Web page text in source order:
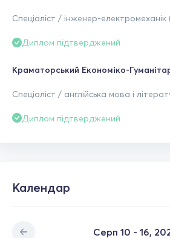
Спеціаліст / інженер-електромеханік
Диплом підтверджений
Краматорський Економіко-
Спеціаліст / англійська мова і
Диплом підтверджений
Календар
Серп 10 - 16,